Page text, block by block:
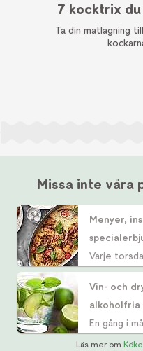
7 kocktrix
Ta din matlagning
Missa inte våra
Menyer,
Varje
Vin- och
En gång i
Läs mer om